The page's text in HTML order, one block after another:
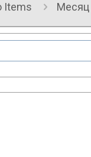
Items Месяц